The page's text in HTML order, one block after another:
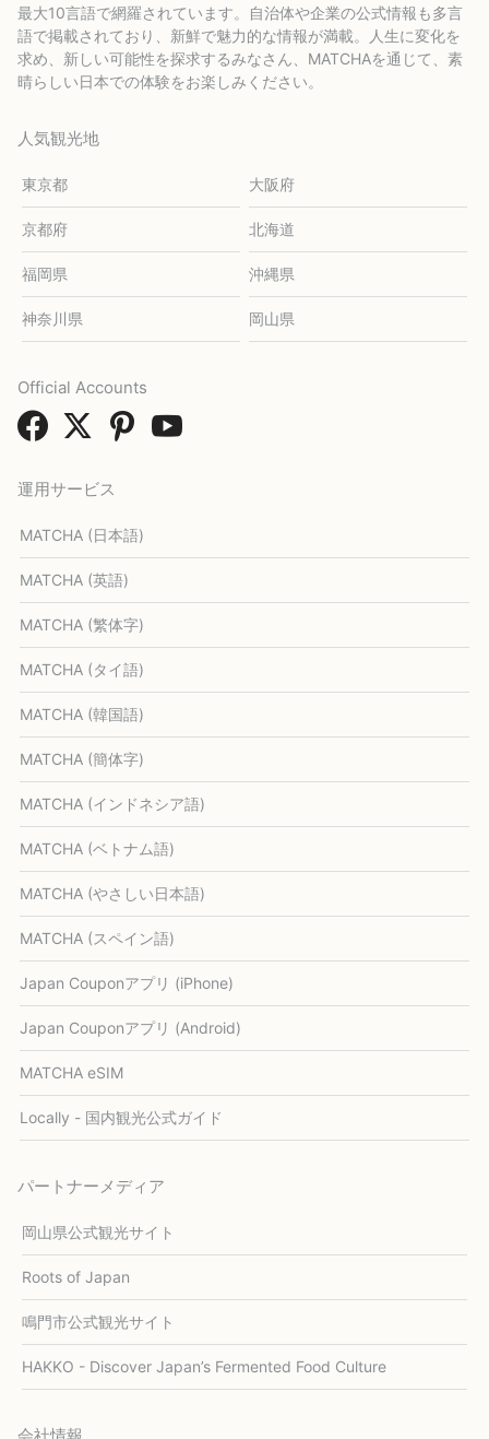
最大10言語で網羅されています。自治体や企業の公式情報も多言
語で掲載されており、新鮮で魅力的な情報が満載。人生に変化を
求め、新しい可能性を探求するみなさん、MATCHAを通じて、素
晴らしい日本での体験をお楽しみください。
人気観光地
東京都 大阪府
京都府 北海道
福岡県 沖縄県
神奈川県 岡山県
運用サービス
MATCHA (日本語)
MATCHA (英語)
MATCHA (繁体字)
MATCHA (タイ語)
MATCHA (韓国語)
MATCHA (簡体字)
MATCHA (インドネシア語)
MATCHA (ベトナム語)
MATCHA (やさしい日本語)
MATCHA (スペイン語)
Japan Couponアプリ (iPhone)
Japan Couponアプリ (Android)
MATCHA eSIM
Locally - 国内観光公式ガイド
パートナーメディア
岡山県公式観光サイト
Roots of Japan
鳴門市公式観光サイト
HAKKO - Discover Japan’s Fermented Food Culture
Official Accounts